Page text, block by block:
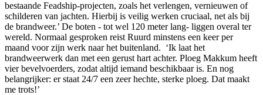
bestaande Feadship-projecten, zoals het verlengen, vernieuwen of
schilderen van jachten. Hierbij is veilig werken cruciaal, net als bij
de brandweer.’ De boten - tot wel 120 meter lang- liggen overal ter
wereld. Normaal gesproken reist Ruurd minstens een keer per
maand voor zijn werk naar het buitenland. ‘Ik laat het
brandweerwerk dan met een gerust hart achter. Ploeg Makkum heeft
vier bevelvoerders, zodat altijd iemand beschikbaar is. En nog
belangrijker: er staat 24/7 een zeer hechte, sterke ploeg. Dat maakt
me trots!’